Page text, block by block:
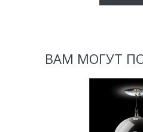
ВАМ МОГУТ